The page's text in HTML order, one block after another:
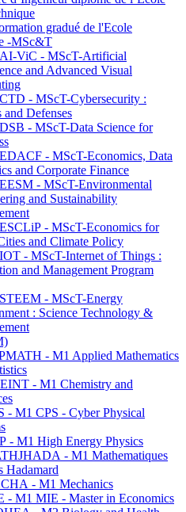
gradué de l'Ecole
-MSc&T
ViC - MScT-Artificial
and Advanced Visual
- MScT-Cybersecurity :
and Defenses
- MScT-Data Science for
- MScT-Economics, Data
and Corporate Finance
- MScT-Environmental
and Sustainability
- MScT-Economics for
and Climate Policy
- MScT-Internet of Things :
and Management Program
- MScT-Energy
: Science Technology &
- M1 Applied Mathematics
- M1 Chemistry and
- M1 CPS - Cyber Physical
- M1 High Energy Physics
- M1 Mathematiques
Hadamard
- M1 Mechanics
- M1 MIE - Master in Economics